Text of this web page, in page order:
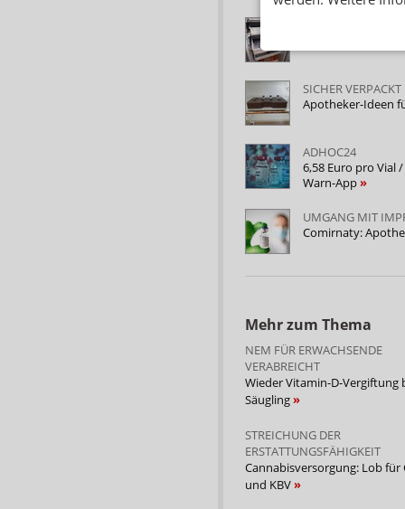
SICHER VERPACKT
Apotheker-Ideen
ADHOC24
6,58 Euro pro Vial
Warn-App
UMGANG MIT
Comirnaty:
Mehr zum Thema
NEM FÜR ERWACHSENDE
VERABREICHT
Wieder Vitamin-D-Vergiftung
Säugling
STREICHUNG DER
ERSTATTUNGSFÄHIGKEIT
Cannabisversorgung: Lob für
und KBV